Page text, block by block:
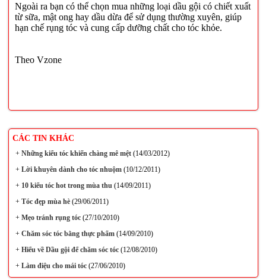
Ngoài ra bạn có thể chọn mua những loại dầu gội có chiết xuất
từ sữa, mật ong hay dầu dừa để sử dụng thường xuyên, giúp
hạn chế rụng tóc và cung cấp dưỡng chất cho tóc khỏe.
Theo Vzone
CÁC TIN KHÁC
+Những kiểu tóc khiến chàng mê mệt(14/03/2012)
+Lời khuyên dành cho tóc nhuộm(10/12/2011)
+10 kiểu tóc hot trong mùa thu(14/09/2011)
+Tóc đẹp mùa hè(29/06/2011)
+Mẹo tránh rụng tóc(27/10/2010)
+Chăm sóc tóc bằng thực phẩm(14/09/2010)
+Hiểu về Dầu gội để chăm sóc tóc(12/08/2010)
+Làm điệu cho mái tóc(27/06/2010)